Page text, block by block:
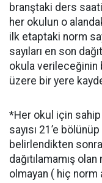
branştaki ders
her okulun o
ilk etaptaki norm
sayıları en son
okula verileceğinin
üzere bir yere
*Her okul için
sayısı 21’e
belirlendikten
dağıtılamamış
olmayan ( hiç norm